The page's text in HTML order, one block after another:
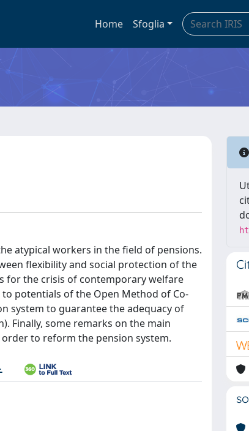
Home Sfoglia
atypical workers in the field of pensions.
flexibility and social protection of the
for the crisis of contemporary welfare
potentials of the Open Method of Co-
system to guarantee the adequacy of
Finally, some remarks on the main
to reform the pension system.